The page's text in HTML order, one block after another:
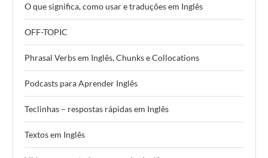
O que significa, como usar e traduções em Inglês
OFF-TOPIC
Phrasal Verbs em Inglês, Chunks e Collocations
Podcasts para Aprender Inglês
Teclinhas – respostas rápidas em Inglês
Textos em Inglês